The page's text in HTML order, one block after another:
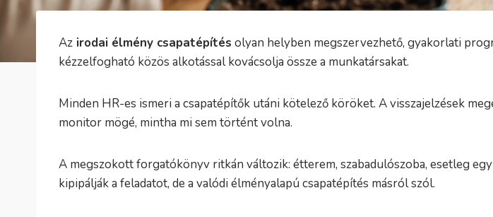
Az irodai élmény csapatépítés olyan helyben megszervezhető, gyakorlati
kézzelfogható közös alkotással kovácsolja össze a munkatársakat.
Minden HR-es ismeri a csapatépítők utáni kötelező köröket. A visszajelzések
monitor mögé, mintha mi sem történt volna.
A megszokott forgatókönyv ritkán változik: étterem, szabadulószoba, esetleg
kipipálják a feladatot, de a valódi élményalapú csapatépítés másról szól.